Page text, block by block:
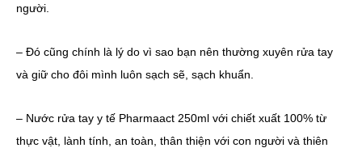
người.
– Đó cũng chính là lý do vì sao bạn nên thường xuyên rửa tay
và giữ cho đôi mình luôn sạch sẽ, sạch khuẩn.
– Nước rửa tay y tế Pharmaact 250ml với chiết xuất 100% từ
thực vật, lành tính, an toàn, thân thiện với con người và thiên